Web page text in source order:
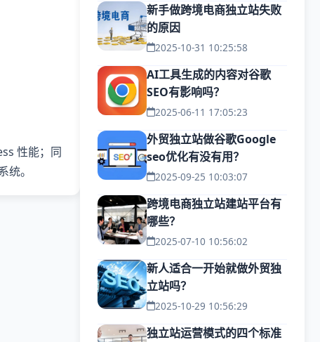
性能；同
。
新手做跨境电商独立站失败
的原因
2025-10-31 10:25:58
AI工具生成的内容对谷歌
SEO有影响吗？
2025-06-11 17:05:23
外贸独立站做谷歌Google
seo优化有没有用？
2025-09-25 10:03:07
跨境电商独立站建站平台有
哪些？
2025-07-10 10:56:02
新人适合一开始就做外贸独
立站吗？
2025-10-29 10:56:29
独立站运营模式的四个标准